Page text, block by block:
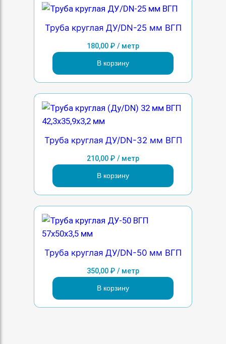
Труба круглая ДУ/DN-25 мм ВГП
180,00 ₽ / метр
В корзину
Труба круглая ДУ/DN-32 мм ВГП
210,00 ₽ / метр
В корзину
Труба круглая ДУ/DN-50 мм ВГП
350,00 ₽ / метр
В корзину